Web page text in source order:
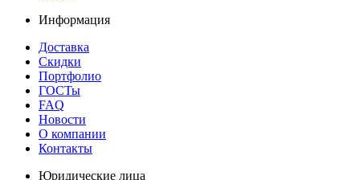
Информация
Доставка
Скидки
Портфолио
ГОСТы
FAQ
Новости
О компании
Контакты
Юридические лица